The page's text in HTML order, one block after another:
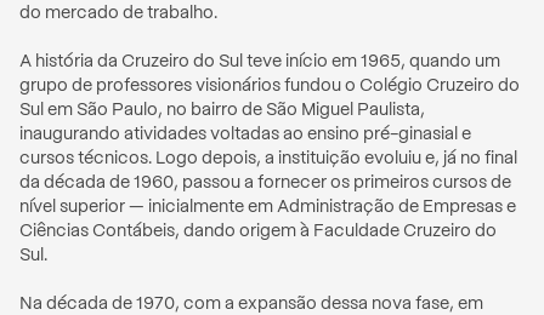
do mercado de trabalho.
A história da Cruzeiro do Sul teve início em 1965, quando um
grupo de professores visionários fundou o Colégio Cruzeiro do
Sul em São Paulo, no bairro de São Miguel Paulista,
inaugurando atividades voltadas ao ensino pré-ginasial e
cursos técnicos. Logo depois, a instituição evoluiu e, já no final
da década de 1960, passou a fornecer os primeiros cursos de
nível superior — inicialmente em Administração de Empresas e
Ciências Contábeis, dando origem à Faculdade Cruzeiro do
Sul.
Na década de 1970, com a expansão dessa nova fase, em